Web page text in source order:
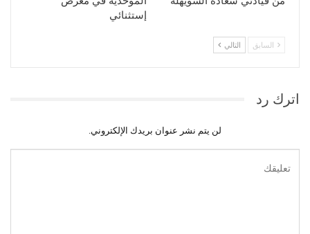
إستثنائي
السابق التالي
اترك رد
لن يتم نشر عنوان بريدك الإلكتروني.